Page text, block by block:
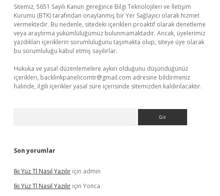
Sitemiz, 5651 Sayılı Kanun gereğince Bilgi Teknolojileri ve İletişim
Kurumu (BTK) tarafından onaylanmış bir Yer Sağlayıcı olarak hizmet
vermektedir. Bu nedenle, sitedeki içerikleri proaktif olarak denetleme
veya araştırma yükümlülüğümüz bulunmamaktadır. Ancak, üyelerimiz
yazdıkları içeriklerin sorumluluğunu taşımakta olup, siteye üye olarak
bu sorumluluğu kabul etmiş sayılırlar.
Hukuka ve yasal düzenlemelere aykırı olduğunu düşündüğünüz
içerikleri, backlinkpanelicomtr@gmail.com adresine bildirmeniz
halinde, ilgili içerikler yasal süre içerisinde sitemizden kaldırılacaktır.
Son yorumlar
Iki Yüz Tl Nasıl Yazılır için admin
Iki Yüz Tl Nasıl Yazılır için Yonca